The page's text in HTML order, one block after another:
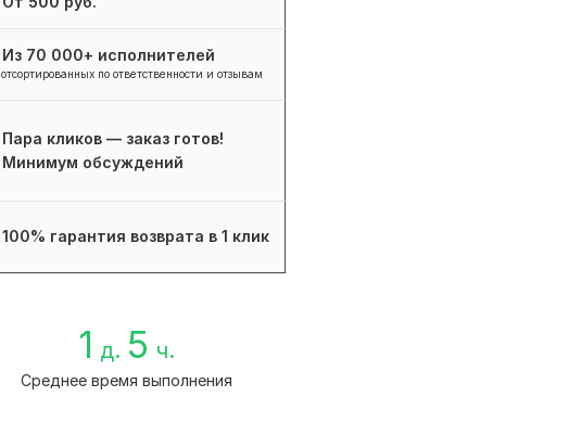
Из 70 000+ исполнителей
отсортированных по ответственности и отзывам
Пара кликов — заказ готов!
Минимум обсуждений
100% гарантия возврата в 1 клик
1 д. 5 ч.
Среднее время выполнения